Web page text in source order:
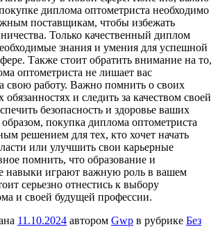
диплома оптометриста необходимо
поставщикам, чтобы избежать
Только качественный диплом
знания и умения для успешной
Также стоит обратить внимание на то,
оптометриста не лишает вас
свою работу. Важно помнить о своих
и следить за качеством своей
безопасность и здоровье ваших
покупка диплома оптометриста
решением для тех, кто хочет начать
или улучшить свои карьерные
помнить, что образование и
навыки играют важную роль в вашем
серьезно отнестись к выбору
и своей будущей профессии.
11.10.2024 автором Gwp в рубрике Без